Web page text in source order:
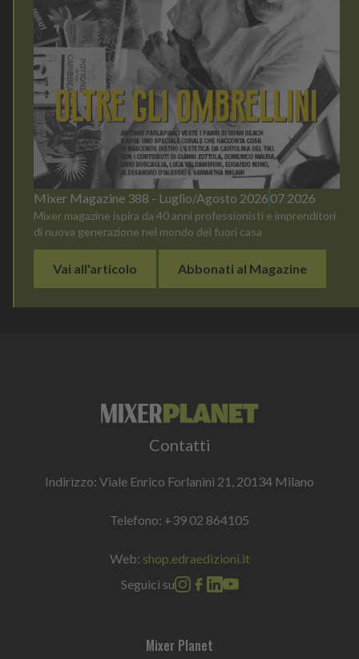
Mixer Magazine 388 - Luglio/Agosto 2026 07 2026
Mixer magazine ispira da 40 anni professionisti e imprenditori
di nuova generazione nel mondo del fuori casa
Vai all'articolo Abbonati al Magazine
Contatti
Indirizzo: Viale Enrico Forlanini 21, 20134 Milano
Telefono: +39 02 864105
Web: shop.edraedizioni.it
Seguici su
Mixer Planet